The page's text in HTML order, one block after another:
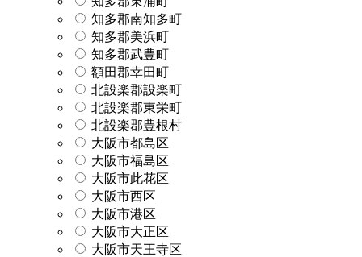
知多郡南知多町
知多郡美浜町
知多郡武豊町
額田郡幸田町
北設楽郡設楽町
北設楽郡東栄町
北設楽郡豊根村
大阪市都島区
大阪市福島区
大阪市此花区
大阪市西区
大阪市港区
大阪市大正区
大阪市天王寺区